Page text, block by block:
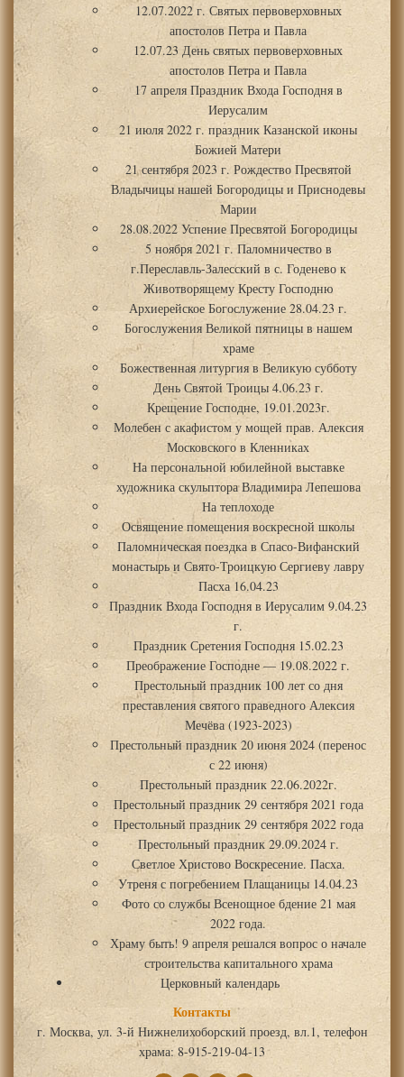
12.07.2022 г. Святых первоверховных
апостолов Петра и Павла
12.07.23 День святых первоверховных
апостолов Петра и Павла
17 апреля Праздник Входа Господня в
Иерусалим
21 июля 2022 г. праздник Казанской иконы
Божией Матери
21 сентября 2023 г. Рождество Пресвятой
Владычицы нашей Богородицы и Приснодевы
Марии
28.08.2022 Успение Пресвятой Богородицы
5 ноября 2021 г. Паломничество в
г.Переславль-Залесский в с. Годенево к
Животворящему Кресту Господню
Архиерейское Богослужение 28.04.23 г.
Богослужения Великой пятницы в нашем
храме
Божественная литургия в Великую субботу
День Святой Троицы 4.06.23 г.
Крещение Господне, 19.01.2023г.
Молебен с акафистом у мощей прав. Алексия
Московского в Кленниках
На персональной юбилейной выставке
художника скульптора Владимира Лепешова
На теплоходе
Освящение помещения воскресной школы
Паломническая поездка в Спасо-Вифанский
монастырь и Свято-Троицкую Сергиеву лавру
Пасха 16.04.23
Праздник Входа Господня в Иерусалим 9.04.23
г.
Праздник Сретения Господня 15.02.23
Преображение Господне — 19.08.2022 г.
Престольный праздник 100 лет со дня
преставления святого праведного Алексия
Мечёва (1923-2023)
Престольный праздник 20 июня 2024 (перенос
с 22 июня)
Престольный праздник 22.06.2022г.
Престольный праздник 29 сентября 2021 года
Престольный праздник 29 сентября 2022 года
Престольный праздник 29.09.2024 г.
Светлое Христово Воскресение. Пасха.
Утреня с погребением Плащаницы 14.04.23
Фото со службы Всенощное бдение 21 мая
2022 года.
Храму быть! 9 апреля решался вопрос о начале
строительства капитального храма
Церковный календарь
Контакты
г. Москва, ул. 3-й Нижнелихоборский проезд, вл.1, телефон
храма: 8-915-219-04-13